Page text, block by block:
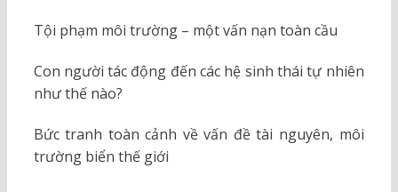
Tội phạm môi trường – một vấn nạn toàn cầu
Con người tác động đến các hệ sinh thái tự nhiên
như thế nào?
Bức tranh toàn cảnh về vấn đề tài nguyên, môi
trường biển thế giới